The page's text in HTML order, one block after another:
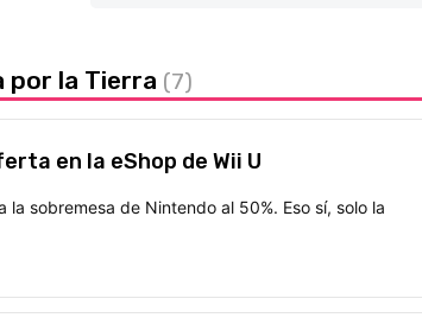
por la Tierra (7)
en la eShop de Wii U
sobremesa de Nintendo al 50%. Eso sí, solo la